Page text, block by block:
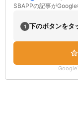
SBAPPの記事が
1 下のボタンをタ
Google